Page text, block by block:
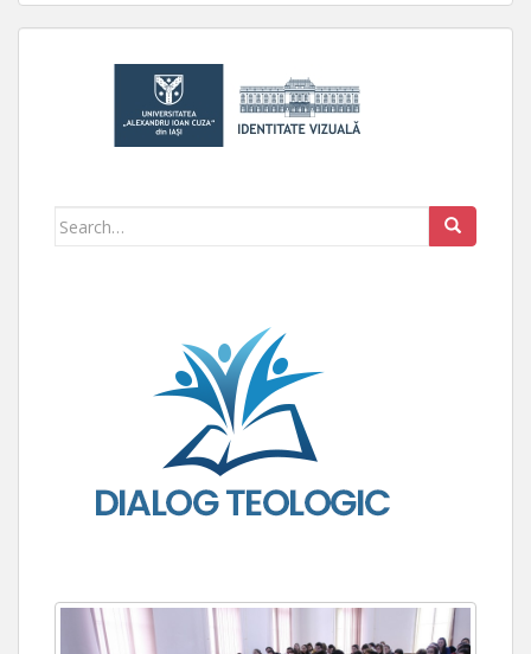
Search for: